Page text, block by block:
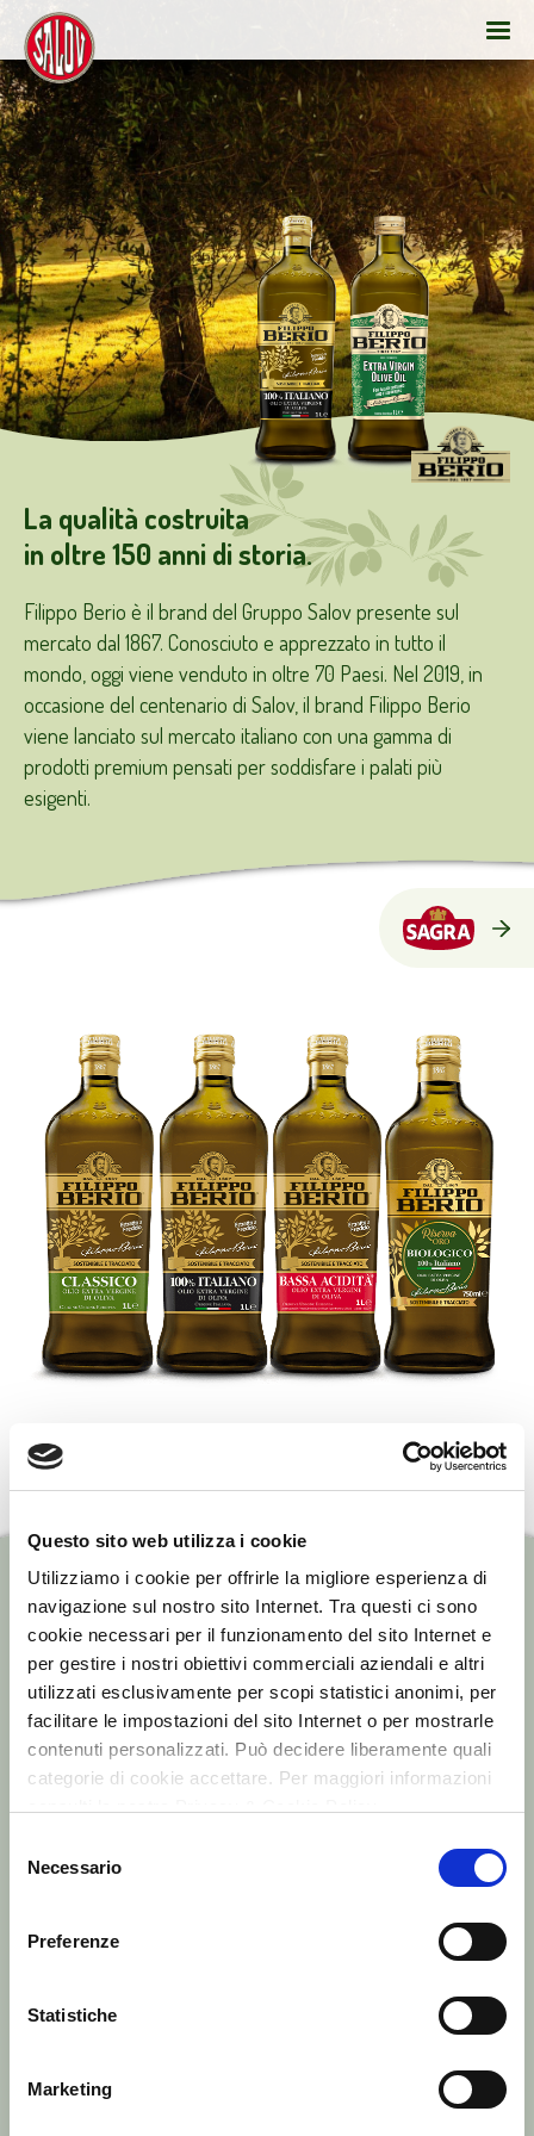
Questo sito web utilizza i cookie
Utilizziamo i cookie per offrirle la migliore esperienza di
navigazione sul nostro sito Internet. Tra questi ci sono
cookie necessari per il funzionamento del sito Internet e
per gestire i nostri obiettivi commerciali aziendali e altri
utilizzati esclusivamente per scopi statistici anonimi, per
facilitare le impostazioni del sito Internet o per mostrarle
contenuti personalizzati. Può decidere liberamente quali
categorie di cookie accettare. Per maggiori informazioni
delNecessario
Preferenze
Statistiche
Marketing
La qualità costruita
in oltre 150 anni di storia.
Filippo Berio è il brand del Gruppo Salov presente sul
mercato dal 1867. Conosciuto e apprezzato in tutto il
mondo, oggi viene venduto in oltre 70 Paesi. Nel 2019, in
occasione del centenario di Salov, il brand Filippo Berio
viene lanciato sul mercato italiano con una gamma di
prodotti premium pensati per soddisfare i palati più
esigenti.
FILIPPO BERIO IN ITALIA
I prodotti destinati all’Italia hanno caratteristiche
qualitative pensate su misura per consumatori
consapevoli ed esperti, che dell’olio conoscono ogni
aspetto, attenti alla qualità ma anche alla filiera e alle
questa attenzione con una selezione accurata degli
garantire una qualità costante e riconoscibile.
LA FILOSOFIA DELL’ECCELLENZA